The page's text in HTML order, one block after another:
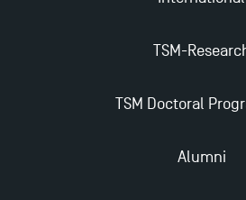
TSM-
TSM Doctoral
Alumni